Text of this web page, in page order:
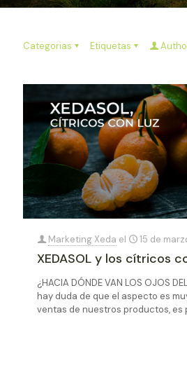
Categorias Etiquetas
Marketing Xeda el 15 de
XEDASOL y los cítricos
¿HACIA DÓNDE VAN LOS OJOS
hay duda de que el aspecto es
ventas de nuestros productos, es